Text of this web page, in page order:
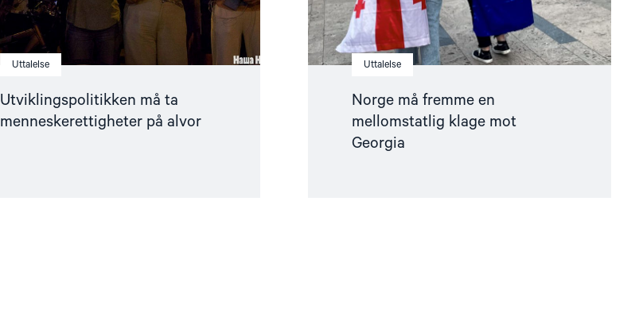
Uttalelse
Utviklingspolitikken må ta
menneskerettigheter på alvor
Uttalelse
Norge må fremme en
mellomstatlig klage mot
Georgia